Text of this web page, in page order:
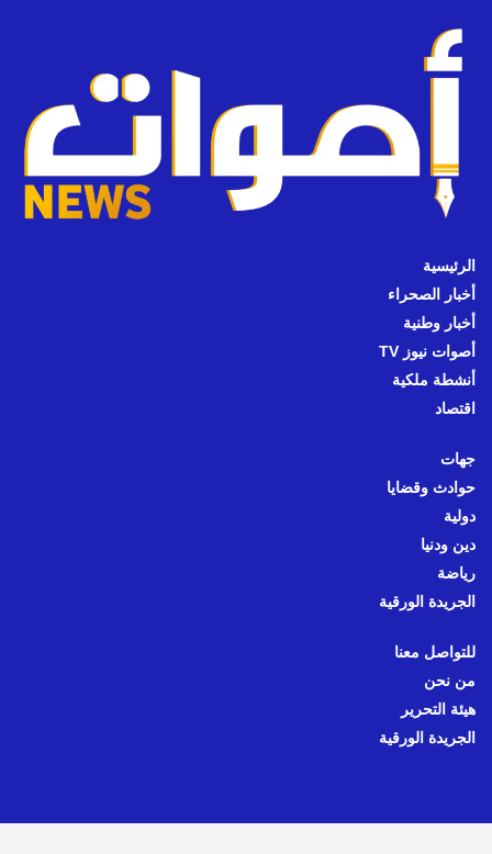
الرئيسية
أخبار الصحراء
أخبار وطنية
أصوات نيوز TV
أنشطة ملكية
اقتصاد
جهات
حوادث وقضايا
دولية
دين ودنيا
رياضة
الجريدة الورقية
للتواصل معنا
من نحن
هيئة التحرير
الجريدة الورقية